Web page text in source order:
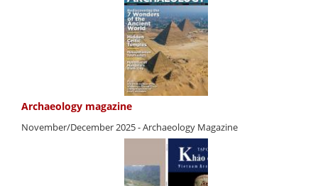
Archaeology magazine
November/December 2025 - Archaeology Magazine